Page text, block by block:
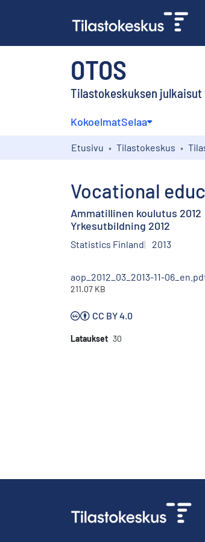
OTOS
Tilastokeskuksen julkaisut
KokoelmatSelaa
Etusivu Tilastokeskus
Vocational
Ammatillinen koulutus 2012
Yrkesutbildning 2012
Statistics Finland 2013
aop_2012_03_2013-11-
211.07 KB
CC BY 4.0
Lataukset 30